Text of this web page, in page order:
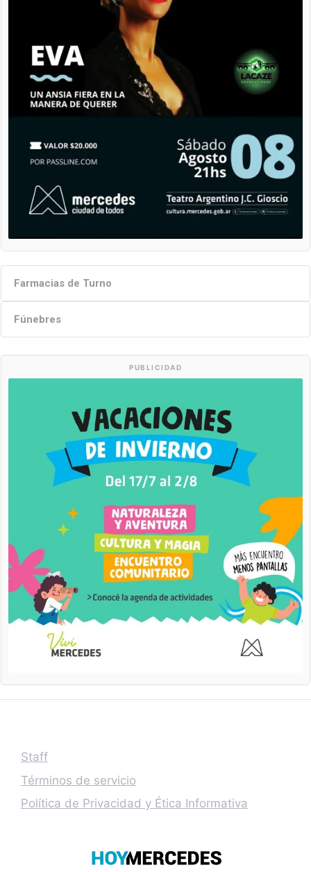
Farmacias de Turno
Fúnebres
PUBLICIDAD
Staff
Términos de servicio
Política de Privacidad y Ética Informativa